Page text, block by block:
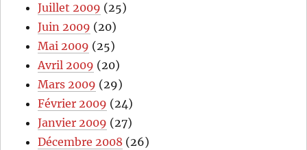
Juillet 2009 (25)
Juin 2009 (20)
Mai 2009 (25)
Avril 2009 (20)
Mars 2009 (29)
Février 2009 (24)
Janvier 2009 (27)
Décembre 2008 (26)